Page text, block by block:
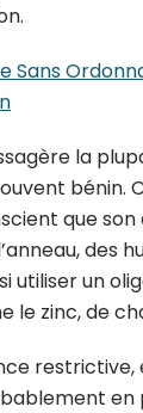
Sans
la
bénin.
que
des
utiliser un
le zinc, de
restrictive,
en